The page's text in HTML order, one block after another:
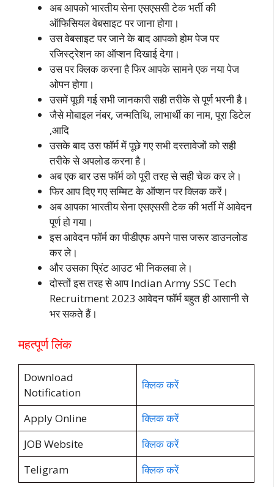
अब आपको भारतीय सेना एसएससी टेक भर्ती की
ऑफिसियल वेबसाइट पर जाना होगा।
उस वेबसाइट पर जाने के बाद आपको होम पेज पर
रजिस्ट्रेशन का ऑप्शन दिखाई देगा।
उस पर क्लिक करना है फिर आपके सामने एक नया पेज
ओपन होगा।
उसमें पूछी गई सभी जानकारी सही तरीके से पूर्ण भरनी है।
जैसे मोबाइल नंबर, जन्मतिथि, लाभार्थी का नाम, पूरा डिटेल
,आदि
उसके बाद उस फॉर्म में पूछे गए सभी दस्तावेजों को सही
तरीके से अपलोड करना है।
अब एक बार उस फॉर्म को पूरी तरह से सही चेक कर ले।
फिर आप दिए गए सम्मिट के ऑप्शन पर क्लिक करें।
अब आपका भारतीय सेना एसएससी टेक की भर्ती में आवेदन
पूर्ण हो गया।
इस आवेदन फॉर्म का पीडीएफ अपने पास जरूर डाउनलोड
कर ले।
और उसका प्रिंट आउट भी निकलवा ले।
दोस्तों इस तरह से आप Indian Army SSC Tech
Recruitment 2023 आवेदन फॉर्म बहुत ही आसानी से
भर सकते हैं।
महत्पूर्ण लिंक
Download
Notification
क्लिक करें
Apply Online
क्लिक करें
JOB Website
क्लिक करें
Teligram
क्लिक करें